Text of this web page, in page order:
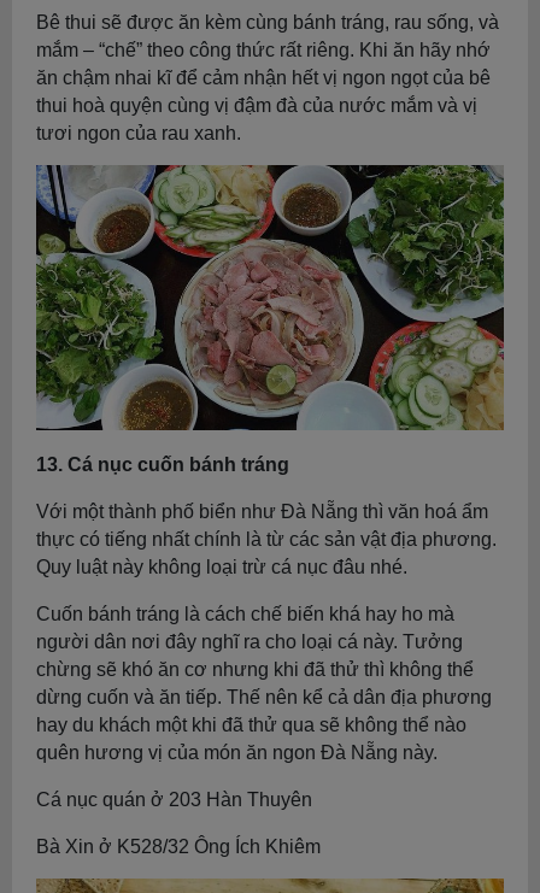
Bê thui sẽ được ăn kèm cùng bánh tráng, rau sống, và
mắm – “chế” theo công thức rất riêng. Khi ăn hãy nhớ
ăn chậm nhai kĩ để cảm nhận hết vị ngon ngọt của bê
thui hoà quyện cùng vị đậm đà của nước mắm và vị
tươi ngon của rau xanh.
13. Cá nục cuốn bánh tráng
Với một thành phố biển như Đà Nẵng thì văn hoá ẩm
thực có tiếng nhất chính là từ các sản vật địa phương.
Quy luật này không loại trừ cá nục đâu nhé.
Cuốn bánh tráng là cách chế biến khá hay ho mà
người dân nơi đây nghĩ ra cho loại cá này. Tưởng
chừng sẽ khó ăn cơ nhưng khi đã thử thì không thể
dừng cuốn và ăn tiếp. Thế nên kể cả dân địa phương
hay du khách một khi đã thử qua sẽ không thể nào
quên hương vị của món ăn ngon Đà Nẵng này.
Cá nục quán ở 203 Hàn Thuyên
Bà Xin ở K528/32 Ông Ích Khiêm